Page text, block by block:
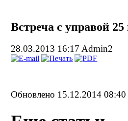
Встреча с управой 25
28.03.2013 16:17 Admin2
Обновлено 15.12.2014